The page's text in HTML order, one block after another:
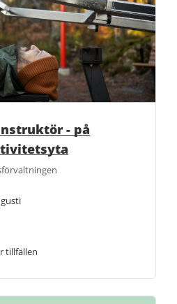
- på
tillfällen